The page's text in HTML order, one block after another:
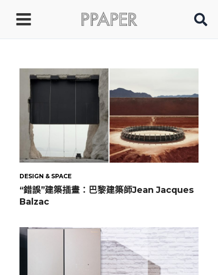
要
DESIGN & SPACE
“錯誤”建築插畫：巴黎建築師Jean Jacques
Balzac